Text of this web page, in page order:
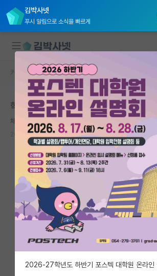
김박사넷
푸시 알림으로 소식을 빠르게
대학원생 모집
국내대학원 정보
연구실&오픈랩
커뮤니티
커뮤니티 홈
전체글보기
베스트 게시판
IF 명예의전당
자유 게시판(아무개랩)
미국 유학 게시판
커뮤니티 홈 미국 유학 게시판
학계를 떠나며
체한 레온하르트 오일러
2026.05.17 16 10097
2026-27학년도 하반기 포스텍 대학원 온라인